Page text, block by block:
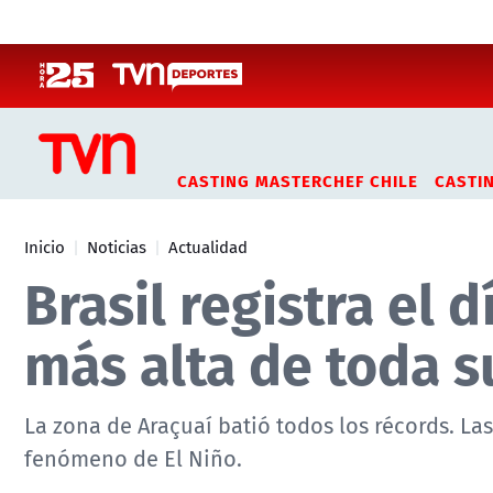
CASTING MASTERCHEF CHILE
Inicio Noticias Actualidad
Brasil registra el
más alta de toda
La zona de Araçuaí batió todos los récords.
fenómeno de El Niño.